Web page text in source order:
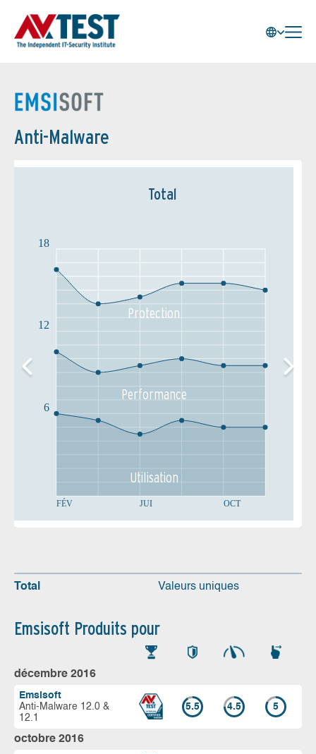
Anti-Malware
Total
FÉV JUI OCT
6
12
18
Protection
Performance
Utilisation
Total Valeurs uniques
Emsisoft Produits pour
décembre 2016
Emsisoft
Anti-Malware 12.0 &
12.1
5.5 4.5 5
octobre 2016